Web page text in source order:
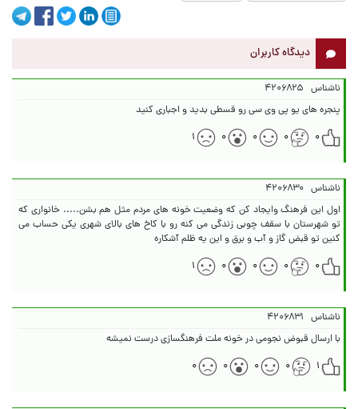
دیدگاه کاربران
ناشناس ۴۲۰۶۸۲۵
پنجره های یو پی وی سی رو قسطی بدید و اجباری کنید
۰
۰ ۰ ۰ ۱
ناشناس ۴۲۰۶۸۳۰
اول این فرهنگ وایجاد کن که وضعیت خونه های مردم مثل هم بشن..... خانواری که
تو شهرستان با سقف چوبی زندگی می کنه رو با کاخ های بالای شهری یکی حساب می
کنین تو قبض گاز و آب و برق و این یه ظلم آشکاره
۰
۰ ۰ ۰ ۱
ناشناس ۴۲۰۶۸۳۱
با ارسال قبوض نجومی در خونه ملت فرهنگسازی درست نمیشه
۱
۰ ۰ ۰ ۰